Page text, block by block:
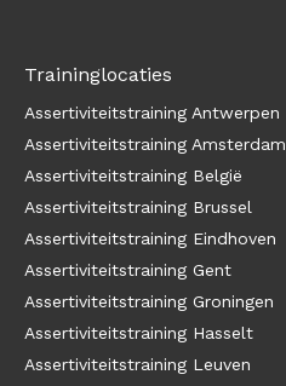
Traininglocaties
Assertiviteitstraining Antwerpen
Assertiviteitstraining Amsterdam
Assertiviteitstraining België
Assertiviteitstraining Brussel
Assertiviteitstraining Eindhoven
Assertiviteitstraining Gent
Assertiviteitstraining Groningen
Assertiviteitstraining Hasselt
Assertiviteitstraining Leuven